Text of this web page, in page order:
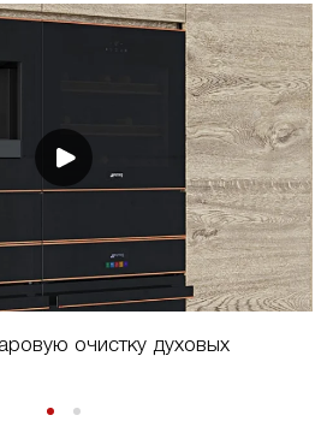
очистку духовых